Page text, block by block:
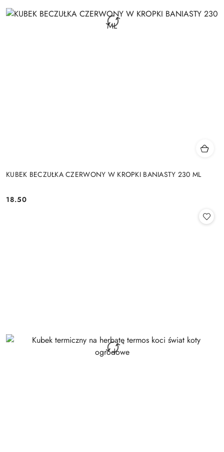
KUBEK BECZUŁKA CZERWONY W KROPKI BANIASTY 230 ML
Cena:
18.50